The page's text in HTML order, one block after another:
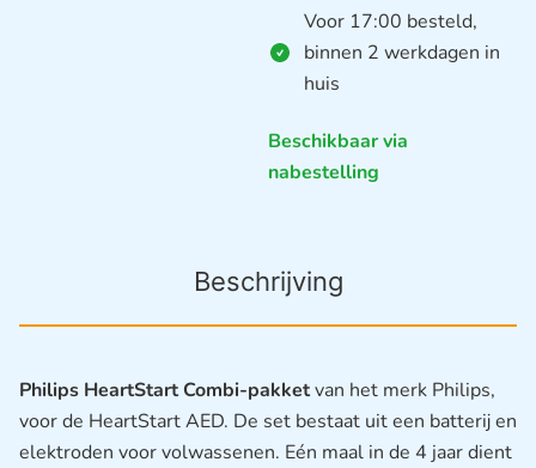
Voor 17:00 besteld,
binnen 2 werkdagen in
huis
Beschikbaar via
nabestelling
Beschrijving
Philips HeartStart Combi-pakketvan het merk Philips,
voor de HeartStart AED. De set bestaat uit een batterij en
elektroden voor volwassenen. Eén maal in de 4 jaar dient